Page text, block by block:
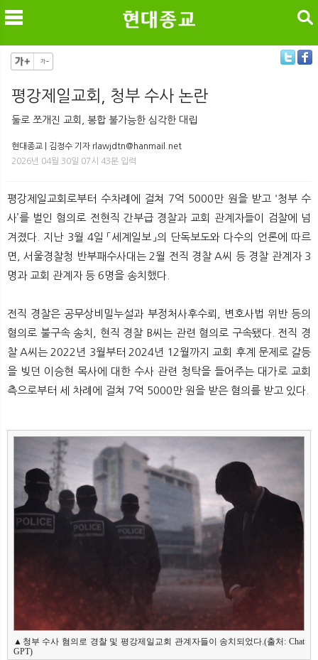
메
뉴 색
검색
평강제일교회, 청부 수사 논란
둘로 쪼개진 교회, 봉합 불가능한 심각한 대립
현대종교 | 김정수 기자 rlawjdtn@hanmail.net
2026년 04월 30일 07시 43분 입력
평강제일교회로부터 수차례에 걸쳐 7억 5000만 원을 받고 ‘청부 수
사’를 벌인 혐의로 전현직 간부급 경찰과 교회 관계자들이 검찰에 넘
겨졌다. 지난 3월 4일 「세계일보」의 단독보도와 다수의 언론에 따르
면, 서울경찰청 반부패수사대는 2월 전직 경찰 A씨 등 경찰 관계자 3
명과 교회 관계자 등 6명을 송치했다.
전직 경찰은 공무상비밀누설과 부정처사후수뢰, 변호사법 위반 등의
혐의로 불구속 송치, 현직 경찰 B씨는 관련 혐의로 구속됐다. 전직 경
찰 A씨는 2022년 3월부터 2024년 12월까지 교회 후계 문제로 갈등
을 빚던 이승현 목사에 대한 수사 관련 청탁을 들어주는 대가로 교회
측으로부터 세 차례에 걸쳐 7억 5000만 원을 받은 혐의를 받고 있다.
▲청부 수사 혐의로 경찰 및 평강제일교회 관계자들이 송치되었다.(출처: Chat
GPT)